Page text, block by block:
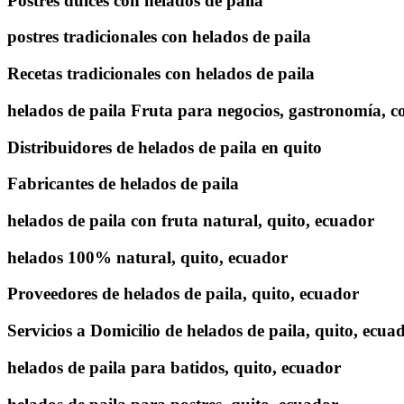
postres tradicionales con helados de paila
Recetas tradicionales con helados de paila
helados de paila Fruta para negocios, gastronomía,
Distribuidores de helados de paila en quito
Fabricantes de helados de paila
helados de paila con fruta natural, quito, ecuador
helados 100% natural, quito, ecuador
Proveedores de helados de paila, quito, ecuador
Servicios a Domicilio de helados de paila, quito,
helados de paila para batidos, quito, ecuador